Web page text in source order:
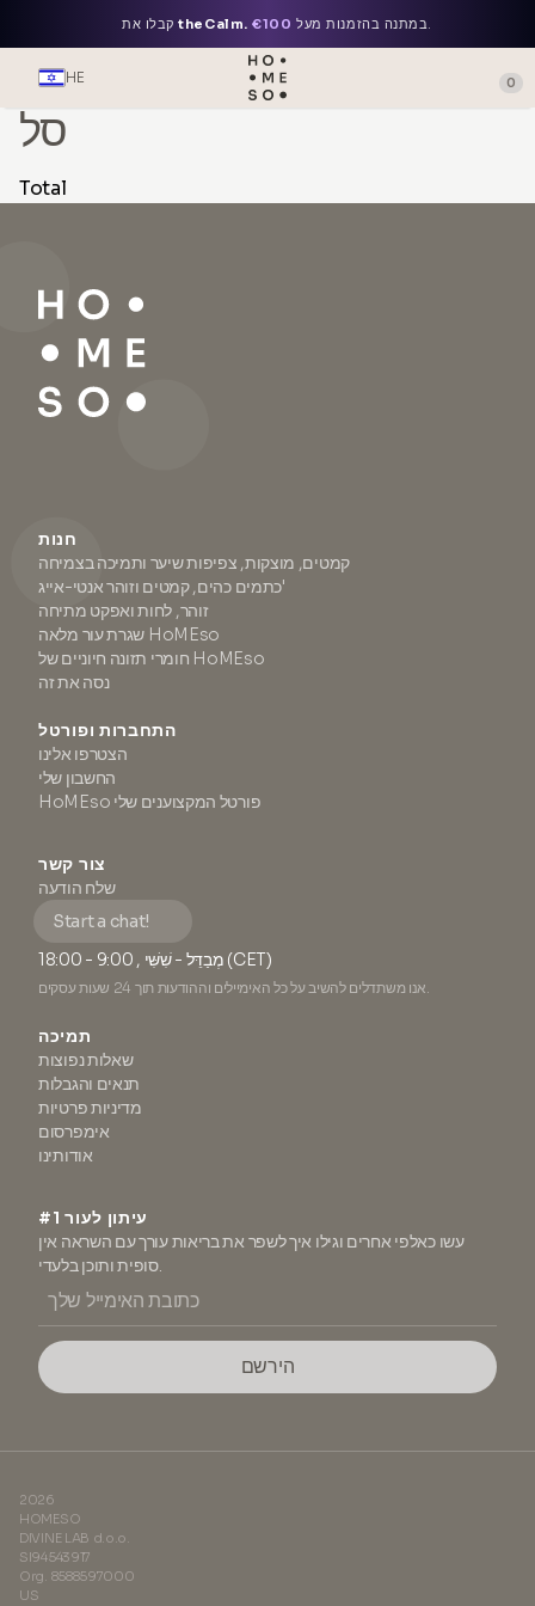
קבלו אתtheCalm. במתנה בהזמנות מעל €100 .
HE 0
סל
Total
חנות
קמטים, מוצקות, צפיפות שיער ותמיכה בצמיחה
כתמים כהים, קמטים וזוהר אנטי-אייג'
זוהר, לחות ואפקט מתיחה
שגרת עור מלאה HoMEso
חומרי תזונה חיוניים של HoMEso
נסה את זה
התחברות ופורטל
הצטרפו אלינו
החשבון שלי
HoMEso פורטל המקצוענים שלי
צור קשר
שלח הודעה
Start a chat!
מְבַדֵּל - שִׁשִּׁי , 9:00 - 18:00 (CET)
אנו משתדלים להשיב על כל האימיילים וההודעות תוך 24 שעות עסקים.
תמיכה
שאלות נפוצות
תנאים והגבלות
מדיניות פרטיות
אימפרסום
אודותינו
#1 עיתון לעור
עשו כאלפי אחרים וגילו איך לשפר את בריאות עורך עם השראה אין
סופית ותוכן בלעדי.
הירשם
2026
HOMESO
DIVINE LAB d.o.o.
SI94543917
Org. 8588597000
US